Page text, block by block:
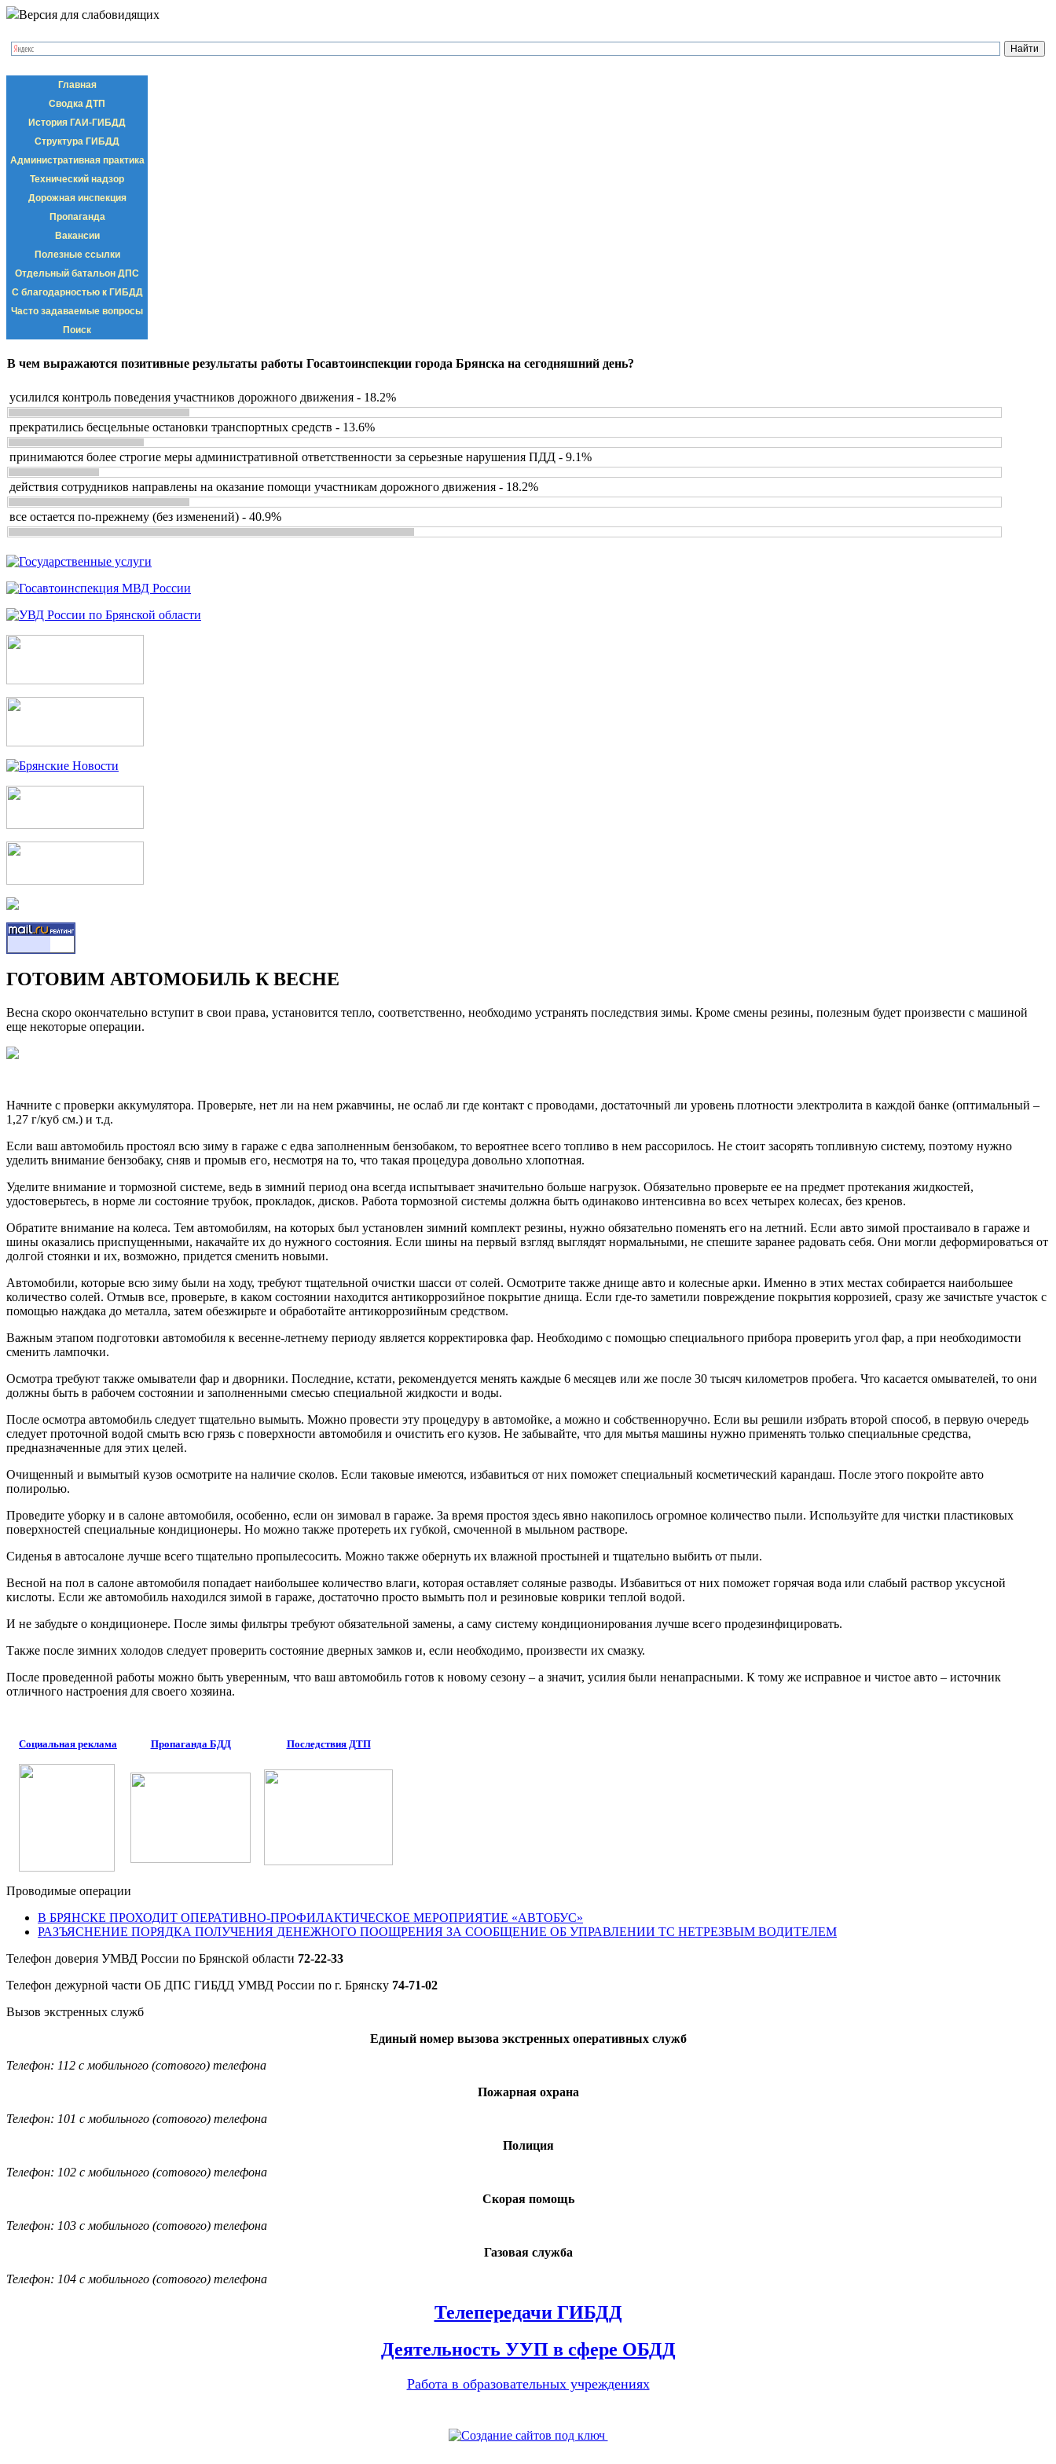
Версия для слабовидящих
Главная
Сводка ДТП
История ГАИ-ГИБДД
Структура ГИБДД
Административная практика
Технический надзор
Дорожная инспекция
Пропаганда
Вакансии
Полезные ссылки
Отдельный батальон ДПС
С благодарностью к ГИБДД
Часто задаваемые вопросы
Поиск
В чем выражаются позитивные результаты работы Госавтоинспекции города Брянска на сегодняшний день?
усилился контроль поведения участников дорожного движения - 18.2%
прекратились бесцельные остановки транспортных средств - 13.6%
принимаются более строгие меры административной ответственности за серьезные нарушения ПДД - 9.1%
действия сотрудников направлены на оказание помощи участникам дорожного движения - 18.2%
все остается по-прежнему (без изменений) - 40.9%
ГОТОВИМ АВТОМОБИЛЬ К ВЕСНЕ
Весна скоро окончательно вступит в свои права, установится тепло, соответственно, необходимо устранять последствия зимы. Кроме смены резины, полезным будет произвести с машиной
еще некоторые операции.
Начните с проверки аккумулятора. Проверьте, нет ли на нем ржавчины, не ослаб ли где контакт с проводами, достаточный ли уровень плотности электролита в каждой банке (оптимальный –
1,27 г/куб см.) и т.д.
Если ваш автомобиль простоял всю зиму в гараже с едва заполненным бензобаком, то вероятнее всего топливо в нем рассорилось. Не стоит засорять топливную систему, поэтому нужно
уделить внимание бензобаку, сняв и промыв его, несмотря на то, что такая процедура довольно хлопотная.
Уделите внимание и тормозной системе, ведь в зимний период она всегда испытывает значительно больше нагрузок. Обязательно проверьте ее на предмет протекания жидкостей,
удостоверьтесь, в норме ли состояние трубок, прокладок, дисков. Работа тормозной системы должна быть одинаково интенсивна во всех четырех колесах, без кренов.
Обратите внимание на колеса. Тем автомобилям, на которых был установлен зимний комплект резины, нужно обязательно поменять его на летний. Если авто зимой простаивало в гараже и
шины оказались приспущенными, накачайте их до нужного состояния. Если шины на первый взгляд выглядят нормальными, не спешите заранее радовать себя. Они могли деформироваться от
долгой стоянки и их, возможно, придется сменить новыми.
Автомобили, которые всю зиму были на ходу, требуют тщательной очистки шасси от солей. Осмотрите также днище авто и колесные арки. Именно в этих местах собирается наибольшее
количество солей. Отмыв все, проверьте, в каком состоянии находится антикоррозийное покрытие днища. Если где-то заметили повреждение покрытия коррозией, сразу же зачистьте участок с
помощью наждака до металла, затем обезжирьте и обработайте антикоррозийным средством.
Важным этапом подготовки автомобиля к весенне-летнему периоду является корректировка фар. Необходимо с помощью специального прибора проверить угол фар, а при необходимости
сменить лампочки.
Осмотра требуют также омыватели фар и дворники. Последние, кстати, рекомендуется менять каждые 6 месяцев или же после 30 тысяч километров пробега. Что касается омывателей, то они
должны быть в рабочем состоянии и заполненными смесью специальной жидкости и воды.
После осмотра автомобиль следует тщательно вымыть. Можно провести эту процедуру в автомойке, а можно и собственноручно. Если вы решили избрать второй способ, в первую очередь
следует проточной водой смыть всю грязь с поверхности автомобиля и очистить его кузов. Не забывайте, что для мытья машины нужно применять только специальные средства,
предназначенные для этих целей.
Очищенный и вымытый кузов осмотрите на наличие сколов. Если таковые имеются, избавиться от них поможет специальный косметический карандаш. После этого покройте авто
полиролью.
Проведите уборку и в салоне автомобиля, особенно, если он зимовал в гараже. За время простоя здесь явно накопилось огромное количество пыли. Используйте для чистки пластиковых
поверхностей специальные кондиционеры. Но можно также протереть их губкой, смоченной в мыльном растворе.
Сиденья в автосалоне лучше всего тщательно пропылесосить. Можно также обернуть их влажной простыней и тщательно выбить от пыли.
Весной на пол в салоне автомобиля попадает наибольшее количество влаги, которая оставляет соляные разводы. Избавиться от них поможет горячая вода или слабый раствор уксусной
кислоты. Если же автомобиль находился зимой в гараже, достаточно просто вымыть пол и резиновые коврики теплой водой.
И не забудьте о кондиционере. После зимы фильтры требуют обязательной замены, а саму систему кондиционирования лучше всего продезинфицировать.
Также после зимних холодов следует проверить состояние дверных замков и, если необходимо, произвести их смазку.
После проведенной работы можно быть уверенным, что ваш автомобиль готов к новому сезону – а значит, усилия были ненапрасными. К тому же исправное и чистое авто – источник
отличного настроения для своего хозяина.
Социальная реклама Пропаганда БДД Последствия ДТП
Проводимые операции
В БРЯНСКЕ ПРОХОДИТ ОПЕРАТИВНО-ПРОФИЛАКТИЧЕСКОЕ МЕРОПРИЯТИЕ «АВТОБУС»
РАЗЪЯСНЕНИЕ ПОРЯДКА ПОЛУЧЕНИЯ ДЕНЕЖНОГО ПООЩРЕНИЯ ЗА СООБЩЕНИЕ ОБ УПРАВЛЕНИИ ТС НЕТРЕЗВЫМ ВОДИТЕЛЕМ
Телефон доверия УМВД России по Брянской области 72-22-33
Телефон дежурной части ОБ ДПС ГИБДД УМВД России по г. Брянску 74-71-02
Вызов экстренных служб
Единый номер вызова экстренных оперативных служб
Телефон: 112 с мобильного (сотового) телефона
Пожарная охрана
Телефон: 101 с мобильного (сотового) телефона
Полиция
Телефон: 102 с мобильного (сотового) телефона
Скорая помощь
Телефон: 103 с мобильного (сотового) телефона
Газовая служба
Телефон: 104 с мобильного (сотового) телефона
Телепередачи ГИБДД
Деятельность УУП в сфере ОБДД
Работа в образовательных учреждениях